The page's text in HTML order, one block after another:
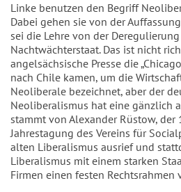
Linke benutzen den Begriff
Dabei gehen sie von der
sei die Lehre von der
Nachtwächterstaat. Das ist nicht
angelsächsische Presse die
nach Chile kamen, um die
Neoliberale bezeichnet, aber der
Neoliberalismus hat eine gänzlich
stammt von Alexander Rüstow, der
Jahrestagung des Vereins für
alten Liberalismus ausrief und
Liberalismus mit einem starken
Firmen einen festen Rechtsrahmen